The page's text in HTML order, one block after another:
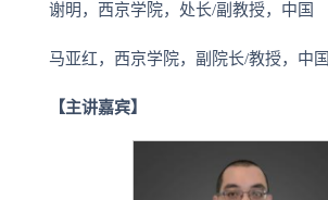
谢明，西京学院，处长/副教授，中国
马亚红，西京学院，副院长/教授，中国
【主讲嘉宾】